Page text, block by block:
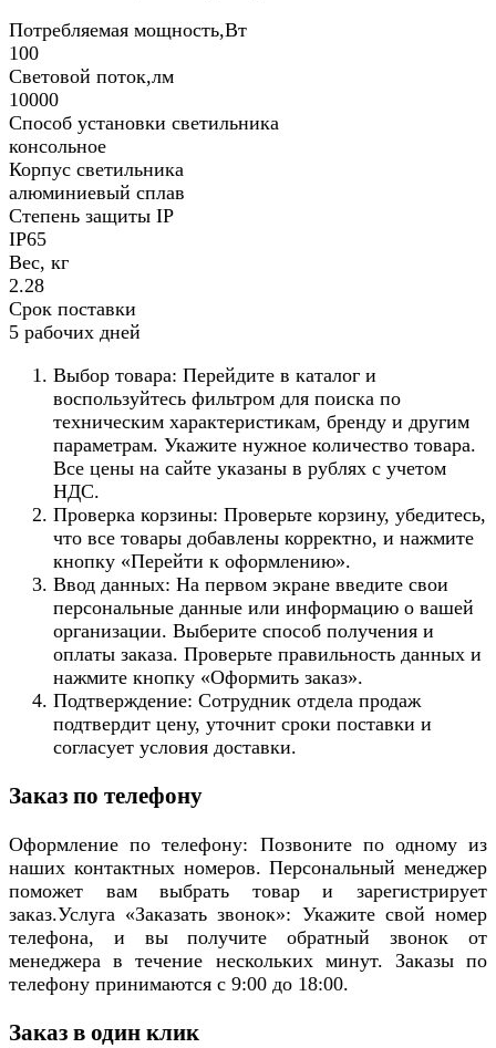
Потребляемая мощность,Вт
100
Световой поток,лм
10000
Способ установки светильника
консольное
Корпус светильника
алюминиевый сплав
Степень защиты IP
IP65
Вес, кг
2.28
Срок поставки
5 рабочих дней
Выбор товара: Перейдите в каталог и
воспользуйтесь фильтром для поиска по
техническим характеристикам, бренду и другим
параметрам. Укажите нужное количество товара.
Все цены на сайте указаны в рублях с учетом
НДС.
Проверка корзины: Проверьте корзину, убедитесь,
что все товары добавлены корректно, и нажмите
кнопку «Перейти к оформлению».
Ввод данных: На первом экране введите свои
персональные данные или информацию о вашей
организации. Выберите способ получения и
оплаты заказа. Проверьте правильность данных и
нажмите кнопку «Оформить заказ».
Подтверждение: Сотрудник отдела продаж
подтвердит цену, уточнит сроки поставки и
согласует условия доставки.
Заказ по телефону
Оформление по телефону: Позвоните по одному из
наших контактных номеров. Персональный менеджер
поможет вам выбрать товар и зарегистрирует
заказ.Услуга «Заказать звонок»: Укажите свой номер
телефона, и вы получите обратный звонок от
менеджера в течение нескольких минут. Заказы по
телефону принимаются с 9:00 до 18:00.
Заказ в один клик